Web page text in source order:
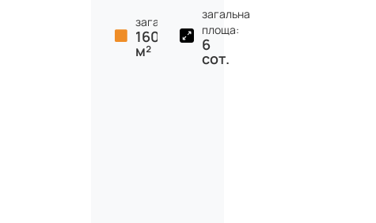
загальна:
160
м²
загальна
площа:
6
сот.